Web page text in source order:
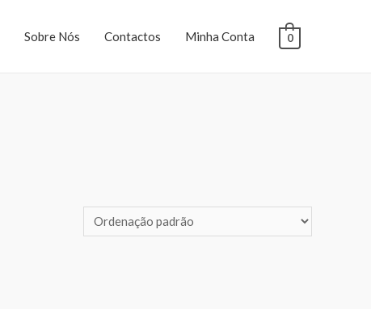
Sobre Nós Contactos Minha Conta 0